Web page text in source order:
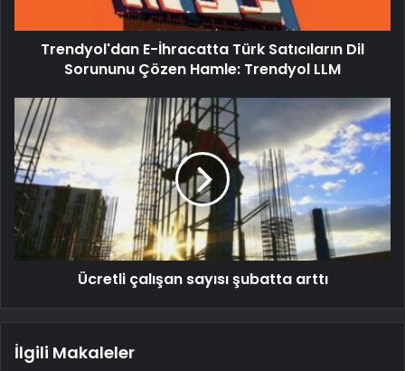
Trendyol'dan E-İhracatta Türk Satıcıların Dil
Sorununu Çözen Hamle: Trendyol LLM
Ücretli çalışan sayısı şubatta arttı
İlgili Makaleler